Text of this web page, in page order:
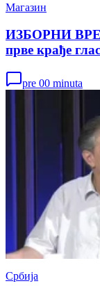
Магазин
ИЗБОРНИ
прве крађе
pre 00 minuta
Србија